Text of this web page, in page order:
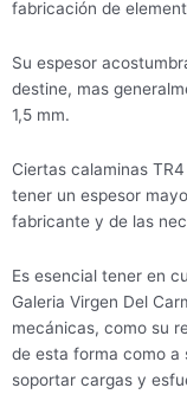
fabricación de
Su espesor
destine, mas
1,5 mm.
Ciertas calaminas
tener un espesor
fabricante y de las
Es esencial tener en
Galeria Virgen Del
mecánicas, como su
de esta forma como a
soportar cargas y